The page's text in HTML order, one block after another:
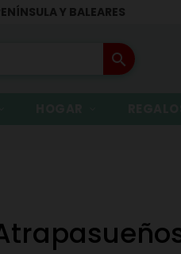
Y BALEARES
search